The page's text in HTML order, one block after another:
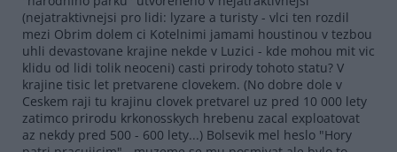
(nejatraktivnejsi pro lidi: lyzare a turisty - vlci ten rozdil
mezi Obrim dolem ci Kotelnimi jamami houstinou v tezbou
uhli devastovane krajine nekde v Luzici - kde mohou mit vic
klidu od lidi tolik neoceni) casti prirody tohoto statu? V
krajine tisic let pretvarene clovekem. (No dobre dole v
Ceskem raji tu krajinu clovek pretvarel uz pred 10 000 lety
zatimco prirodu krkonosskych hrebenu zacal exploatovat
az nekdy pred 500 - 600 lety...) Bolsevik mel heslo "Hory